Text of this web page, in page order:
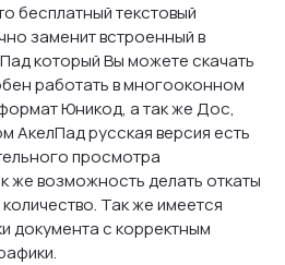
бесплатный текстовый
заменит встроенный в
который Вы можете скачать
работать в многооконном
Юникод, а так же Дос,
АкелПад русская версия есть
просмотра
же возможность делать откаты
Так же имеется
документа с корректным